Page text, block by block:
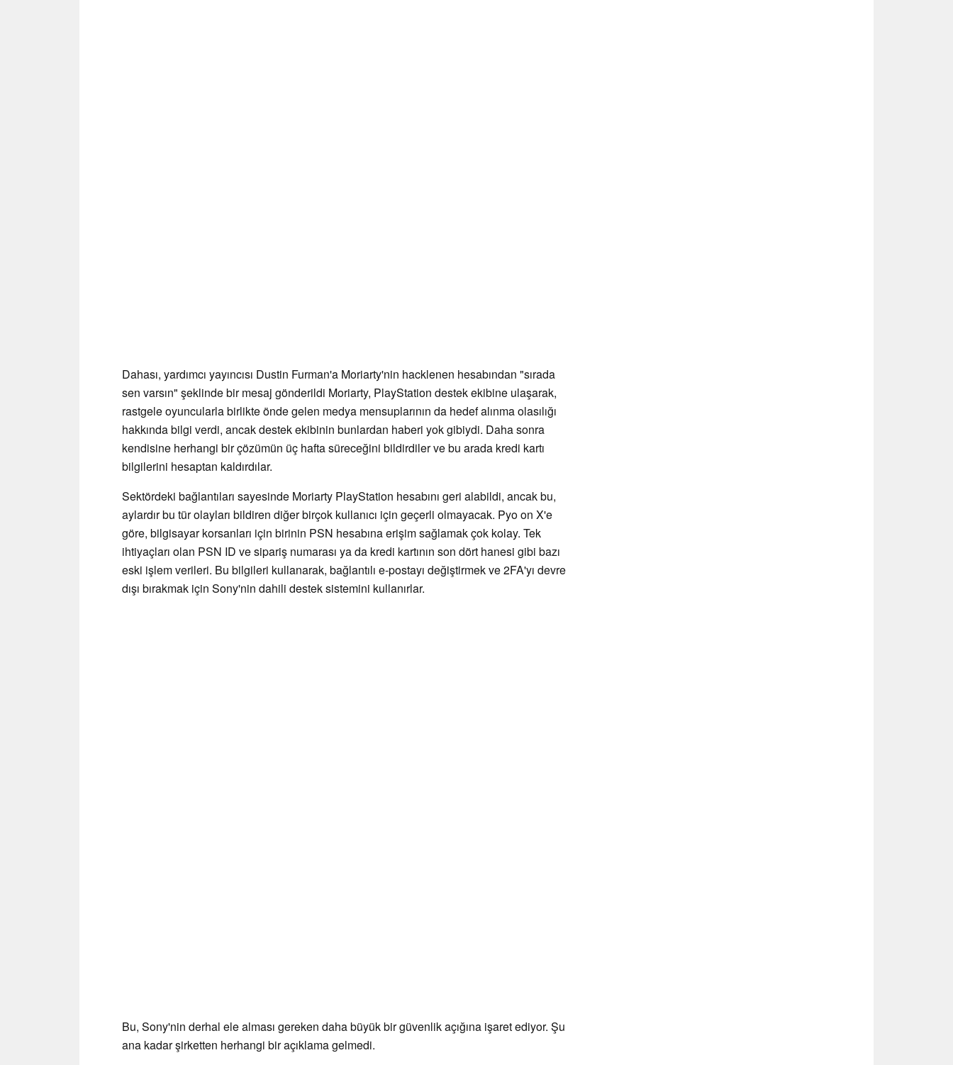
Dahası, yardımcı yayıncısı Dustin Furman'a Moriarty'nin hacklenen hesabından "sırada
sen varsın" şeklinde bir mesaj gönderildi Moriarty, PlayStation destek ekibine ulaşarak,
rastgele oyuncularla birlikte önde gelen medya mensuplarının da hedef alınma olasılığı
hakkında bilgi verdi, ancak destek ekibinin bunlardan haberi yok gibiydi. Daha sonra
kendisine herhangi bir çözümün üç hafta süreceğini bildirdiler ve bu arada kredi kartı
bilgilerini hesaptan kaldırdılar.
Sektördeki bağlantıları sayesinde Moriarty PlayStation hesabını geri alabildi, ancak bu,
aylardır bu tür olayları bildiren diğer birçok kullanıcı için geçerli olmayacak. Pyo on X'e
göre, bilgisayar korsanları için birinin PSN hesabına erişim sağlamak çok kolay. Tek
ihtiyaçları olan PSN ID ve sipariş numarası ya da kredi kartının son dört hanesi gibi bazı
eski işlem verileri. Bu bilgileri kullanarak, bağlantılı e-postayı değiştirmek ve 2FA'yı devre
dışı bırakmak için Sony'nin dahili destek sistemini kullanırlar.
Bu, Sony'nin derhal ele alması gereken daha büyük bir güvenlik açığına işaret ediyor. Şu
ana kadar şirketten herhangi bir açıklama gelmedi.